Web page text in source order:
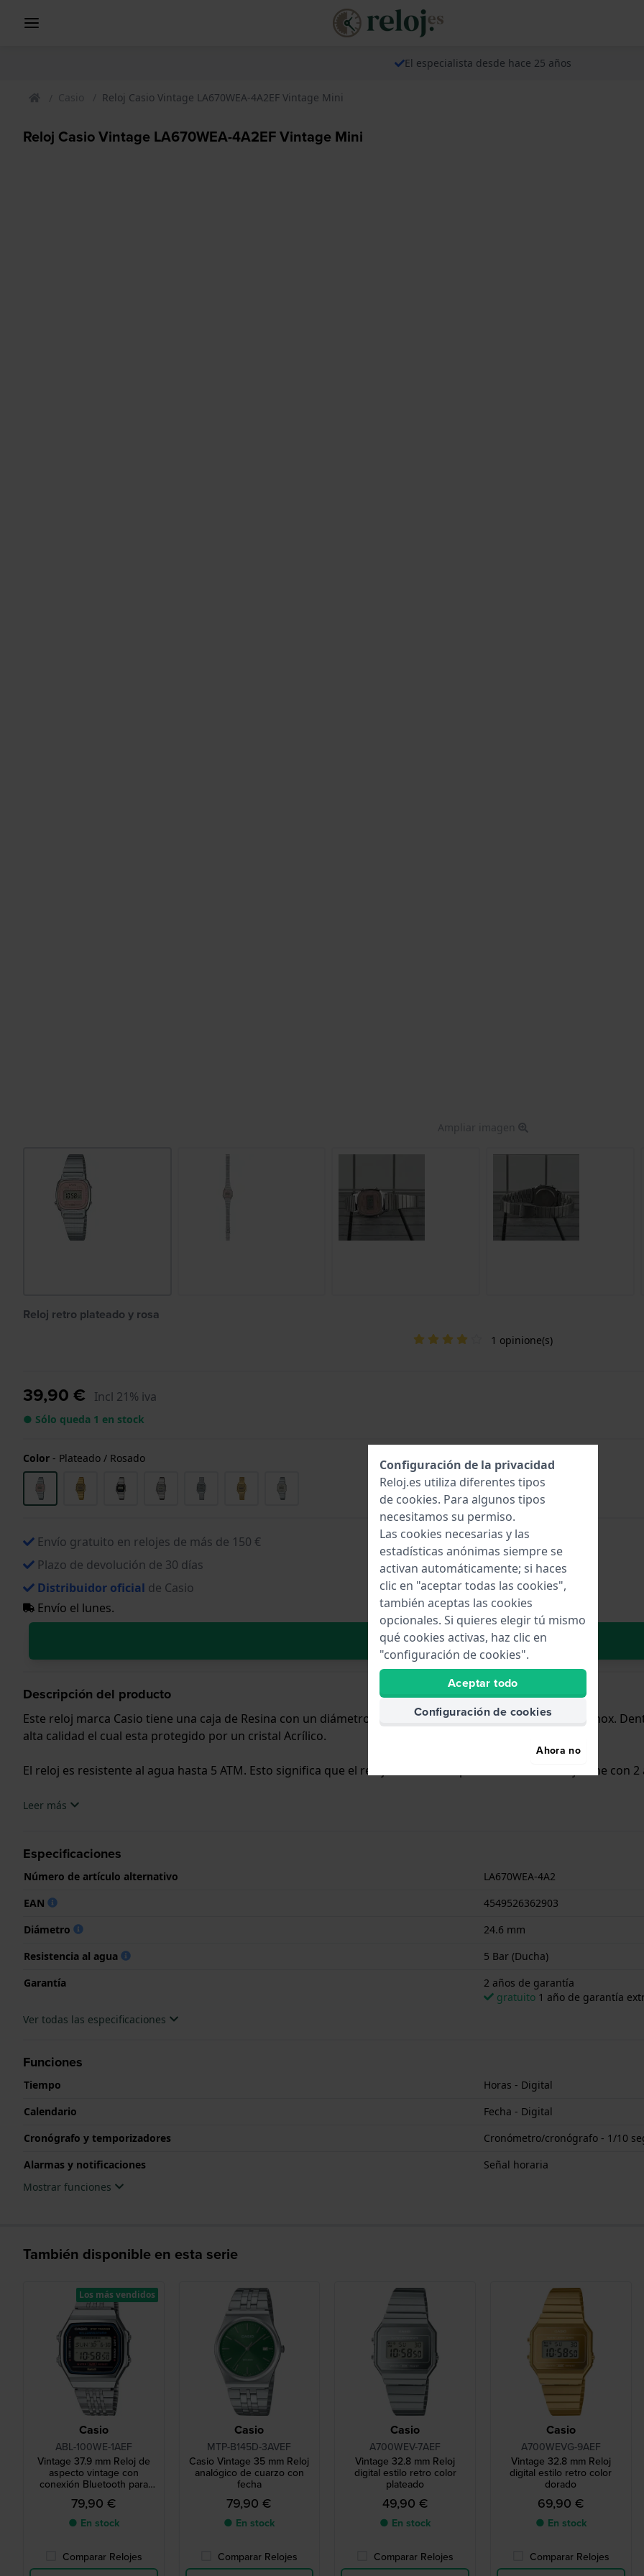
El especialista desde hace 25 años
Casio Reloj Casio Vintage LA670WEA-4A2EF Vintage Mini
Reloj Casio Vintage LA670WEA-4A2EF Vintage Mini
Ampliar imagen
Reloj retro plateado y rosa
1 opinione(s)
39,90 € Incl 21% iva
● Sólo queda 1 en stock
Color - Plateado / Rosado
Envío gratuito en relojes de más de 150 €
Plazo de devolución de 30 días
Distribuidor oficial de Casio
Envío el lunes.
Añadir al carrito
Descripción del producto
Este reloj marca Casio tiene una caja de Resina con un diámetro de 24.6 mm y cuenta con una correa de Inox.
alta calidad el cual esta protegido por un cristal Acrílico.
El reloj es resistente al agua hasta 5 ATM. Esto significa que el reloj es adecuado para la ducha. El reloj viene con
.Leer más
Especificaciones
Número de artículo alternativo
LA670WEA-4A2
EAN
4549526362903
Diámetro
24.6 mm
Resistencia al agua
5 Bar (Ducha)
Garantía
2 años de garantía
gratuito 1 año de garantía
Ver todas las especificaciones
Funciones
Tiempo
Horas - Digital
Calendario
Fecha - Digital
Cronógrafo y temporizadores
Cronómetro/cronógrafo - 1/10
Alarmas y notificaciones
Señal horaria
Mostrar funciones
También disponible en esta serie
Casio
ABL-100WE-1AEF
Vintage 37.9 mm Reloj de
aspecto vintage con
conexión Bluetooth para
smartphone
79,90 €
● En stock
Comparar Relojes
Los más vendidos
Casio
MTP-B145D-3AVEF
Casio Vintage 35 mm Reloj
analógico de cuarzo con
fecha
79,90 €
● En stock
Comparar Relojes
Casio
A700WEV-7AEF
Vintage 32.8 mm Reloj
digital estilo retro color
plateado
49,90 €
● En stock
Comparar Relojes
Casio
A700WEVG-9AEF
Vintage 32.8 mm Reloj
digital estilo retro color
dorado
69,90 €
● En stock
Comparar Relojes
Configuración de la privacidad
Reloj.es utiliza diferentes tipos
de cookies. Para algunos tipos
necesitamos su permiso.
Las cookies necesarias y las
estadísticas anónimas siempre se
activan automáticamente; si haces
clic en "aceptar todas las cookies",
también aceptas las cookies
opcionales. Si quieres elegir tú mismo
qué cookies activas, haz clic en
"configuración de cookies".
Aceptar todo
Configuración de cookies
Ahora no